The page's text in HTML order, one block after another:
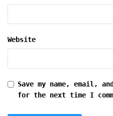
Website
Save my name, email,
for the next time I